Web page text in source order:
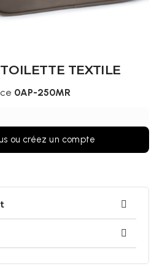
TEXTILE
0AP-250MR
ou créez un compte